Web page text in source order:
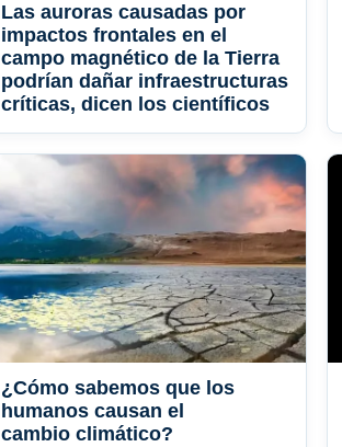
Las auroras causadas por
impactos frontales en el
campo magnético de la Tierra
podrían dañar infraestructuras
críticas, dicen los científicos
¿Cómo sabemos que los
humanos causan el
cambio climático?